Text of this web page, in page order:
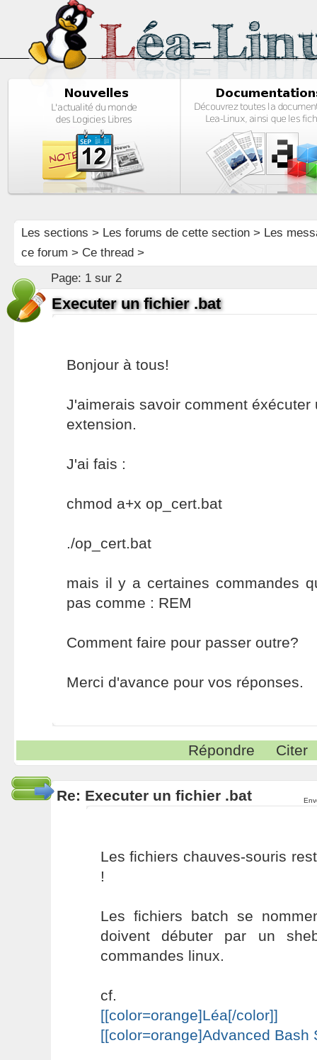
Les sections > Les forums de cette section> Les
ce forum > Ce thread >
Page: 1 sur 2
Executer un fichier .bat
Bonjour à tous!
J'aimerais savoir comment éxécuter
extension.
J'ai fais :
chmod a+x op_cert.bat
./op_cert.bat
mais il y a certaines commandes
pas comme : REM
Comment faire pour passer outre?
Merci d'avance pour vos réponses.
Répondre Citer
Re: Executer un fichier .bat
Les fichiers chauves-souris
!
Les fichiers batch se
doivent débuter par un
commandes linux.
cf.
[[color=orange]Léa[/color]]
[[color=orange]Advanced Bash